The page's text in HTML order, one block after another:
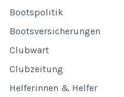
Bootspolitik
Bootsversicherungen
Clubwart
Clubzeitung
Helferinnen & Helfer